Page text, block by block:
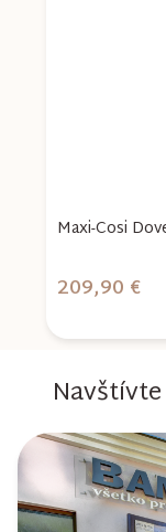
Maxi-Cosi
209,90 €